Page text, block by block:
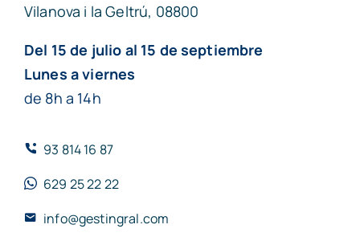
Vilanova i la Geltrú, 08800
Del 15 de julio al 15 de septiembre
Lunes a viernes
de 8h a 14h
93 814 16 87
629 25 22 22
info@gestingral.com